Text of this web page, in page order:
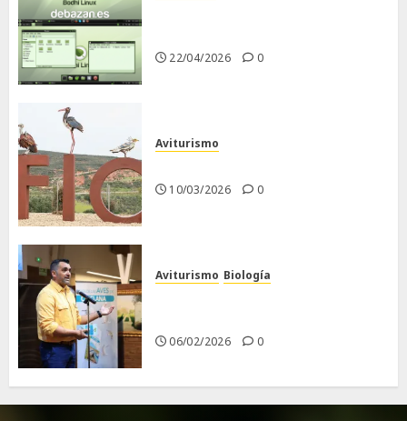
22/04/2026 0
Aviturismo
10/03/2026 0
Aviturismo Biología
06/02/2026 0